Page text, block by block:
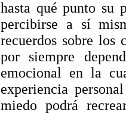
hasta qué punto su
percibirse a sí
recuerdos sobre los
por siempre
emocional en la
experiencia
miedo podrá